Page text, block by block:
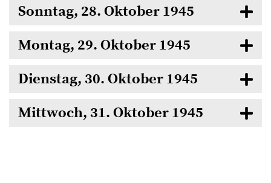
Sonntag, 28. Oktober 1945
Montag, 29. Oktober 1945
Dienstag, 30. Oktober 1945
Mittwoch, 31. Oktober 1945